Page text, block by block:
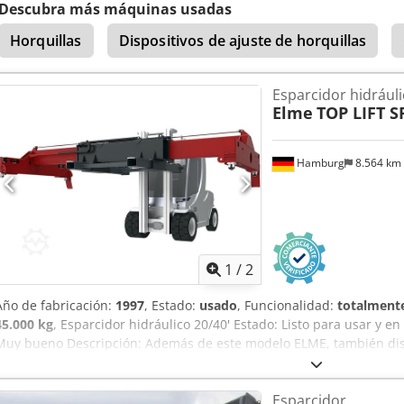
Descubra más máquinas usadas
Horquillas
Dispositivos de ajuste de horquillas
1 /2
Hamburg 8.564 km
Esparcidor
Elme TOP LIFT
de fabricación: 1997, Estado: usado, Funcionalidad:
kg, Esparcidor hidráulico 20/40' Estado: Listo para usar y
bueno Descripción: Además de este modelo ELME, también
carretillas elevadoras de servicio pesado, compactas, de horquilla
de Hamburgo y Gdansk. Visite nuestra página web:
compra a plazos y financiación con condiciones favorables.